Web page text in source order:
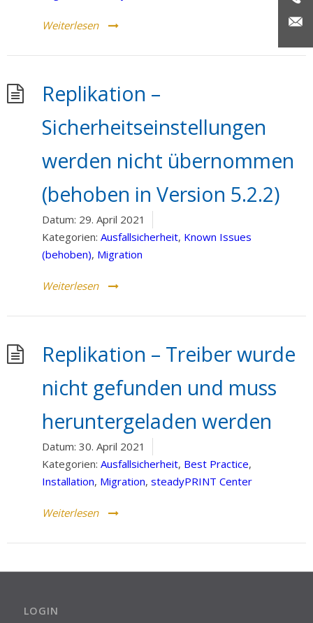
Weiterlesen
Replikation –
Sicherheitseinstellungen
werden nicht übernommen
(behoben in Version 5.2.2)
Datum: 29. April 2021
Kategorien: Ausfallsicherheit, Known Issues
(behoben), Migration
Weiterlesen
Replikation – Treiber wurde
nicht gefunden und muss
heruntergeladen werden
Datum: 30. April 2021
Kategorien: Ausfallsicherheit, Best Practice,
Installation, Migration, steadyPRINT Center
Weiterlesen
LOGIN